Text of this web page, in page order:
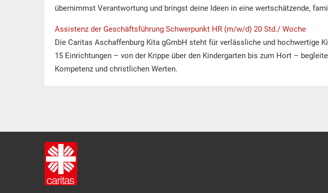
übernimmst Verantwortung und bringst deine Ideen in eine wertschätzende,
Assistenz der Geschäftsführung Schwerpunkt HR (m/w/d) 20 Std./ Woche
Die Caritas Aschaffenburg Kita gGmbH steht für verlässliche und hochwertige
15 Einrichtungen – von der Krippe über den Kindergarten bis zum Hort –
Kompetenz und christlichen Werten.